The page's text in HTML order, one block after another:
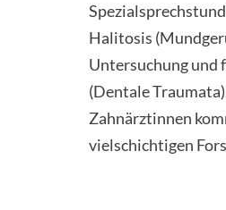
Halitosis
Untersuchung und
(Dentale
Zahnärztinnen
vielschichtigen